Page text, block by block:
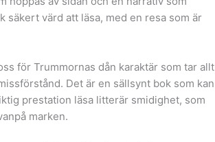
säkert värd att läsa, med en resa som är
för Trummornas dån karaktär som tar allt
Det är en sällsynt bok som kan
prestation läsa litterär smidighet, som
marken.